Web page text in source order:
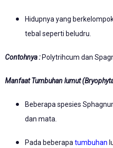
Hidupnya yang
tebal seperti beludru.
Contohnya :Polytrihcum dan
Manfaat Tumbuhan lumut
Beberapa spesies
dan mata.
Pada beberapa tumbuhan